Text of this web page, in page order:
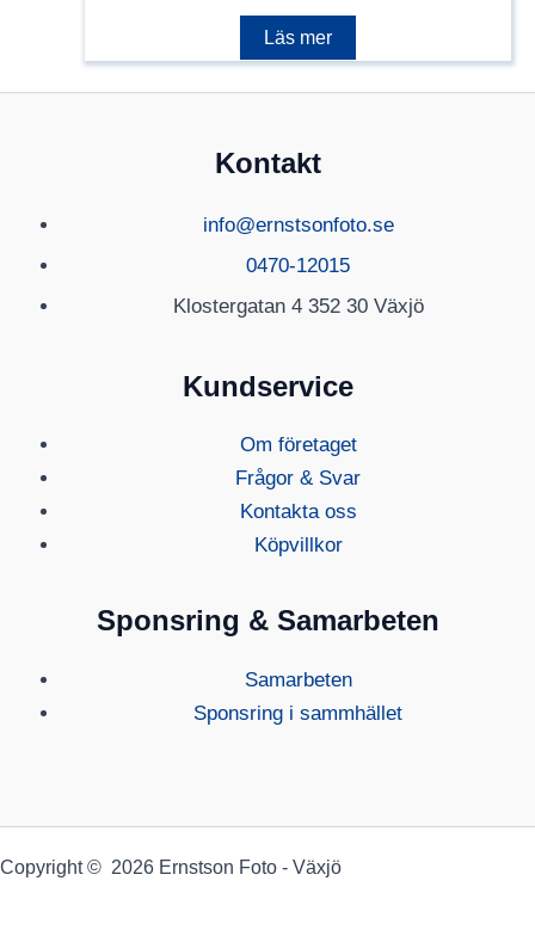
Läs mer
Kontakt
info@ernstsonfoto.se
0470-12015
Klostergatan 4 352 30 Växjö
Kundservice
Om företaget
Frågor & Svar
Kontakta oss
Köpvillkor
Sponsring & Samarbeten
Samarbeten
Sponsring i sammhället
Copyright © 2026 Ernstson Foto - Växjö